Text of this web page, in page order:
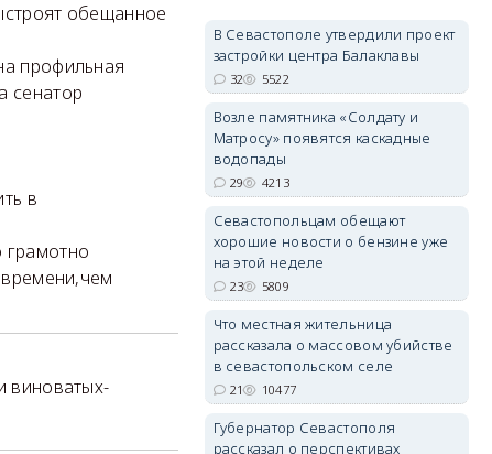
обещанное
профильная
сенатор
в
грамотно
времени,чем
виноватых-
В Севастополе утвердили проект
застройки центра Балаклавы
32 5522
Возле памятника «Солдату и
Матросу» появятся каскадные
водопады
29 4213
Севастопольцам обещают
хорошие новости о бензине уже
на этой неделе
23 5809
Что местная жительница
рассказала о массовом убийстве
в севастопольском селе
21 10477
Губернатор Севастополя
рассказал о перспективах